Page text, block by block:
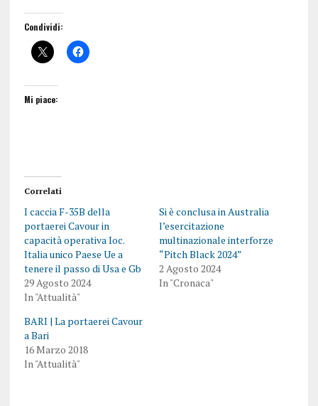
Condividi:
Mi piace:
Correlati
I caccia F-35B della
portaerei Cavour in
capacità operativa Ioc.
Italia unico Paese Ue a
tenere il passo di Usa e Gb
29 Agosto 2024
In "Attualità"
Si è conclusa in Australia
l’esercitazione
multinazionale interforze
“Pitch Black 2024”
2 Agosto 2024
In "Cronaca"
BARI | La portaerei Cavour
a Bari
16 Marzo 2018
In "Attualità"